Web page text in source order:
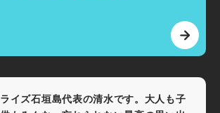
ライズ石垣島代表の清水です。大人も子